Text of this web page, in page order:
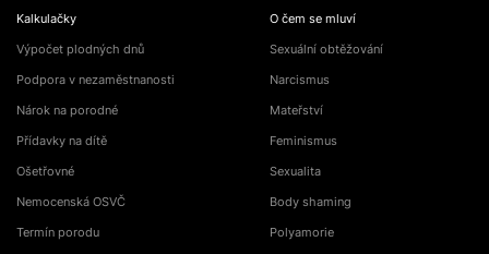
Kalkulačky
Výpočet plodných dnů
Podpora v nezaměstnanosti
Nárok na porodné
Přídavky na dítě
Ošetřovné
Nemocenská OSVČ
Termín porodu
O čem se mluví
Sexuální obtěžování
Narcismus
Mateřství
Feminismus
Sexualita
Body shaming
Polyamorie